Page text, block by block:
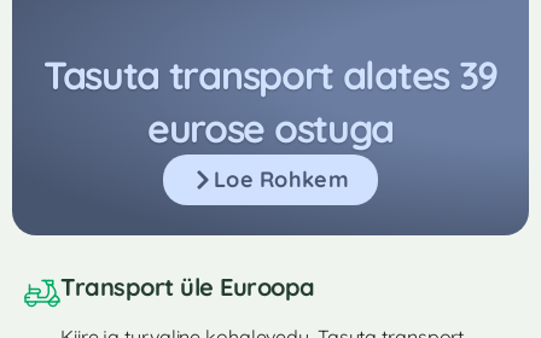
Tasuta transport alates 39
eurose ostuga
Loe Rohkem
Transport üle Euroopa